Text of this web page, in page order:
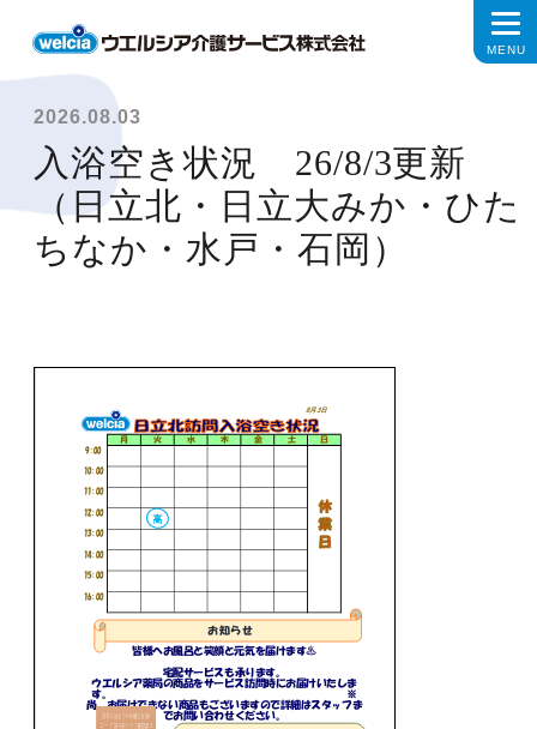
2026.08.03
入浴空き状況 26/8/3更新
（日立北・日立大みか・ひた
ちなか・水戸・石岡）